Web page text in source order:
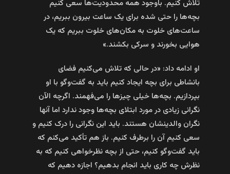
تلاش کنیم. باوجود همه محدودیت‌ها سعی کنیم
بچه‌ها را حتی شده برای یک ساعت بیرون ببریم، در
ساعت‌های خلوت به مکان‌های خلوت ببریم که یک‌
هوایی بخورند و سرکی بکشند.»
او ادامه داد: «در حالی که تلاش می‌کنیم فضای
بانشاطی برای بچه ایجاد کنیم باید به گفت‌وگو با او
بپردازیم. بچه‌ها خیلی چیزها را می‌فهمند. اگرچه الآن
نگرانی زیادی در مورد ابتلای بچه‌ها وجود ندارد اما آنها
نگران والدینشان هستند. باید این نگرانی را درک کنیم و
سعی کنیم آن را برطرف کنیم. باز هم تأکید می‌کنم که
باید گفت‌وگو کنیم، حتی از بچه نظرخواهی کنیم که به
نظرش چه کاری باید انجام بدهیم؟ اجازه دهیم که